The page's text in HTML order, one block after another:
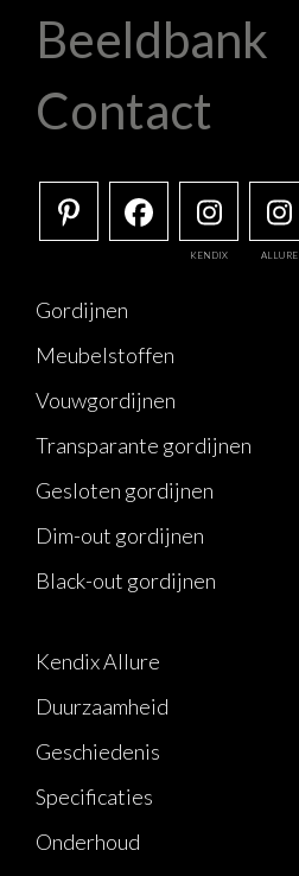
Beeldbank
Contact
KENDIX ALLURE
Gordijnen
Meubelstoffen
Vouwgordijnen
Transparante gordijnen
Gesloten gordijnen
Dim-out gordijnen
Black-out gordijnen
Kendix Allure
Duurzaamheid
Geschiedenis
Specificaties
Onderhoud